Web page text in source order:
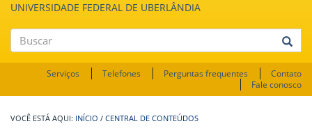
UNIVERSIDADE FEDERAL DE UBERLÂNDIA
Buscar
Serviços Telefones Perguntas frequentes
Contato
Fale conosco
INÍCIO / CENTRAL DE CONTEÚDOS